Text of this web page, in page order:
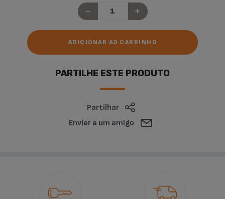
- +
ADICIONAR AO CARRINHO
PARTILHE ESTE PRODUTO
Partilhar
Enviar a um amigo